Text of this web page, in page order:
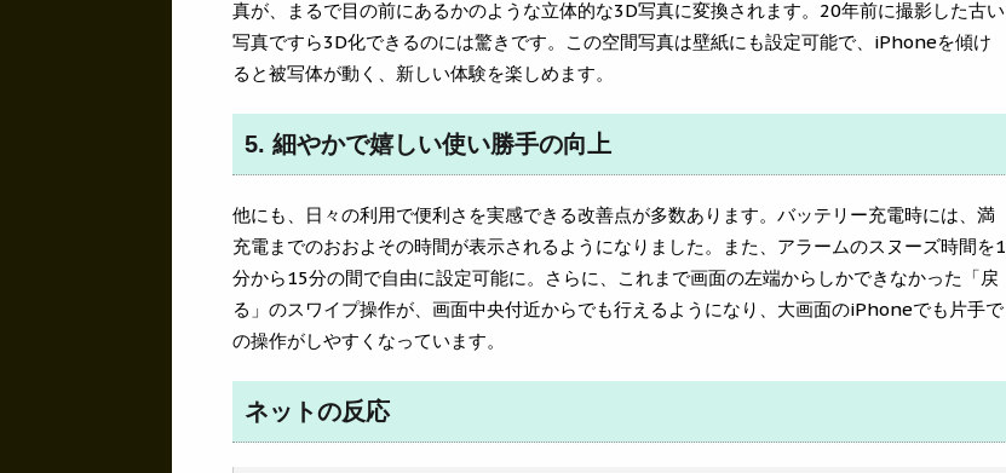
真が、まるで目の前にあるかのような立体的な3D写真に変換されます。20年前に撮影した古い
写真ですら3D化できるのには驚きです。この空間写真は壁紙にも設定可能で、iPhoneを傾け
ると被写体が動く、新しい体験を楽しめます。
5. 細やかで嬉しい使い勝手の向上
他にも、日々の利用で便利さを実感できる改善点が多数あります。バッテリー充電時には、満
充電までのおおよその時間が表示されるようになりました。また、アラームのスヌーズ時間を1
分から15分の間で自由に設定可能に。さらに、これまで画面の左端からしかできなかった「戻
る」のスワイプ操作が、画面中央付近からでも行えるようになり、大画面のiPhoneでも片手で
の操作がしやすくなっています。
ネットの反応